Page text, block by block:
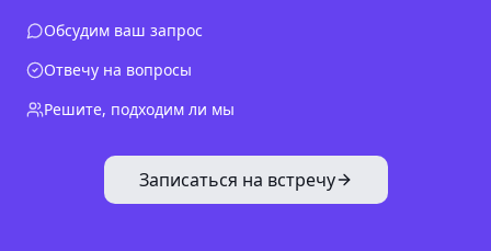
Обсудим ваш запрос
Отвечу на вопросы
Решите, подходим ли мы
Записаться на встречу